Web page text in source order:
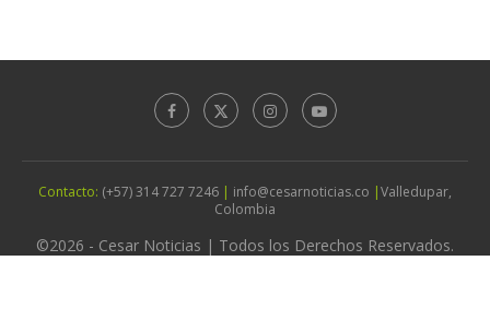
Contacto: (+57) 314 727 7246 | info@cesarnoticias.co |Valledupar,
Colombia
©2026 - Cesar Noticias | Todos los Derechos Reservados.